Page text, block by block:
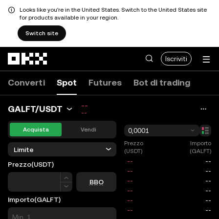
Looks like you're in the United States. Switch to the United States site
for products available in your region.
Switch site
Iscriviti
Converti Spot Futures Bot di trading
GALFT/USDT --
--
Acquista Vendi
Limite
Prezzo(USDT)
Prezzo
BBO
Importo(GALFT)
0,0001
Prezzo
(USDT)
Importo
(GALFT)